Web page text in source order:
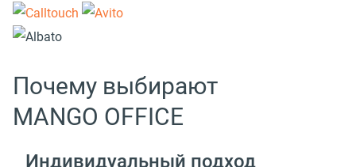
Почему выбирают
MANGO OFFICE
Индивидуальный подход